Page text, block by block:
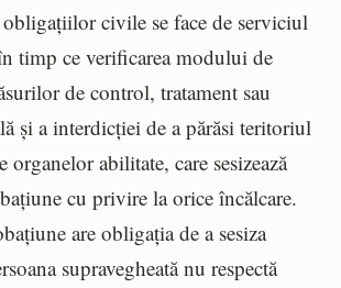
civile se face de serviciul
timp ce verificarea modului de
de control, tratament sau
și a interdicției de a părăsi teritoriul
organelor abilitate, care sesizează
cu privire la orice încălcare.
are obligația de a sesiza
supravegheată nu respectă